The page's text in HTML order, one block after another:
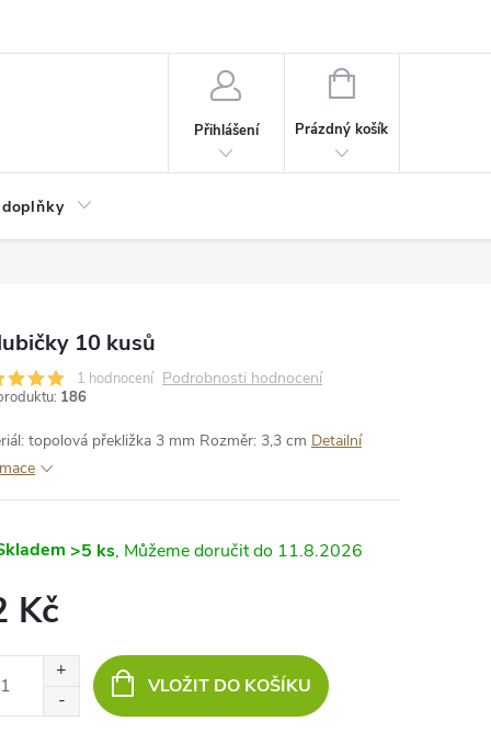
Přihlášení
NÁKUPNÍ
Prázdný košík
10 kusů
1 hodnocení Podrobnosti hodnocení
186
topolová překližka 3 mm Rozměr: 3,3 cm Detailní
>5 ks 11.8.2026
Kč
VLOŽIT DO KOŠÍKU